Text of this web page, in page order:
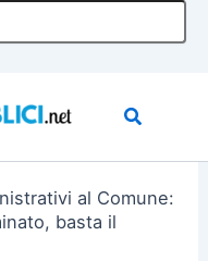
al Comune:
basta il